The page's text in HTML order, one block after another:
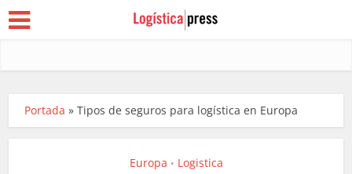
Portada »Tipos de seguros para logística en Europa
Europa • Logistica